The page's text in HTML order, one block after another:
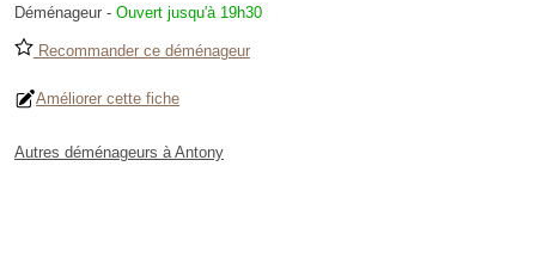
Déménageur - Ouvert jusqu'à 19h30
Recommander ce déménageur
Améliorer cette fiche
Autres déménageurs à Antony